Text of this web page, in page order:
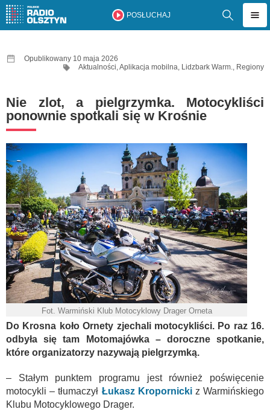
POSŁUCHAJ
Opublikowany 10 maja 2026
Aktualności,Aplikacja mobilna, Lidzbark Warm., Regiony
Nie zlot, a pielgrzymka. Motocykliści
ponownie spotkali się w Krośnie
Fot. Warmiński Klub Motocyklowy Drager Orneta
Do Krosna koło Ornety zjechali motocykliści. Po raz 16.
odbyła się tam Motomajówka – doroczne spotkanie,
które organizatorzy nazywają pielgrzymką.
– Stałym punktem programu jest również poświęcenie
motocykli – tłumaczył Łukasz Kropornicki z Warmińskiego
Klubu Motocyklowego Drager.